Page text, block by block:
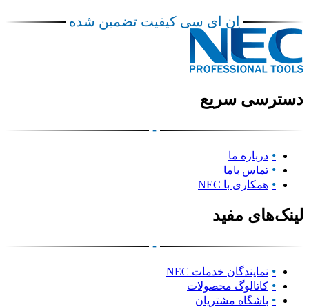
اِن ای سی کیفیت تضمین شده
دسترسی سریع
-
درباره ما
تماس باما
همکاری با NEC
لینک‌های مفید
-
نمایندگان خدمات NEC
کاتالوگ محصولات
باشگاه مشتریان